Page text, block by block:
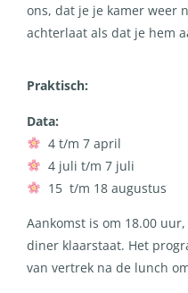
ons, dat je je kamer weer
achterlaat als dat je hem
Praktisch:
Data:
4 t/m 7 april
4 juli t/m 7 juli
15 t/m 18 augustus
Aankomst is om 18.00
diner klaarstaat. Het
van vertrek na de lunch